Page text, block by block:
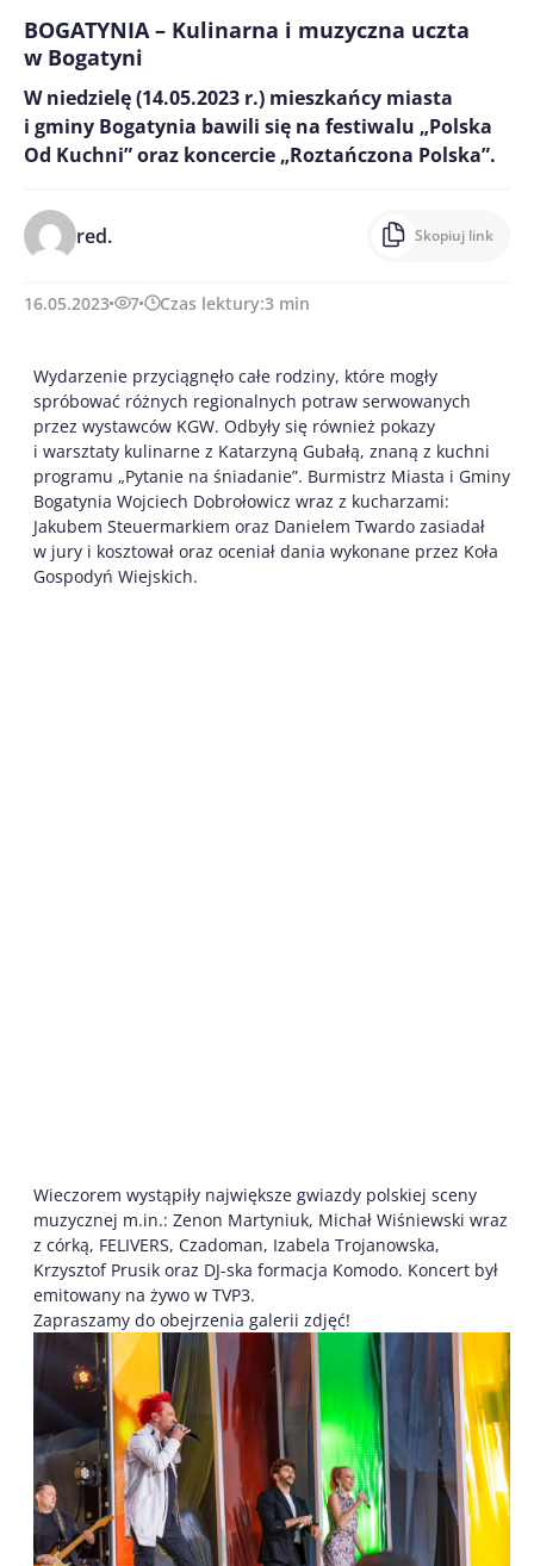
BOGATYNIA – Kulinarna i muzyczna uczta
w Bogatyni
W niedzielę (14.05.2023 r.) mieszkańcy miasta
i gminy Bogatynia bawili się na festiwalu „Polska
Od Kuchni” oraz koncercie „Roztańczona Polska”.
red. Skopiuj link
16.05.2023 7 Czas lektury:3 min
Wydarzenie przyciągnęło całe rodziny, które mogły
spróbować różnych regionalnych potraw serwowanych
przez wystawców KGW. Odbyły się również pokazy
i warsztaty kulinarne z Katarzyną Gubałą, znaną z kuchni
programu „Pytanie na śniadanie”. Burmistrz Miasta i Gminy
Bogatynia Wojciech Dobrołowicz wraz z kucharzami:
Jakubem Steuermarkiem oraz Danielem Twardo zasiadał
w jury i kosztował oraz oceniał dania wykonane przez Koła
Gospodyń Wiejskich.
Wieczorem wystąpiły największe gwiazdy polskiej sceny
muzycznej m.in.: Zenon Martyniuk, Michał Wiśniewski wraz
z córką, FELIVERS, Czadoman, Izabela Trojanowska,
Krzysztof Prusik oraz DJ-ska formacja Komodo. Koncert był
emitowany na żywo w TVP3.
Zapraszamy do obejrzenia galerii zdjęć!